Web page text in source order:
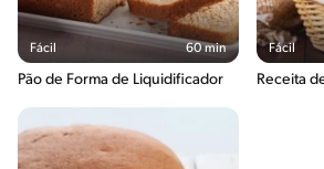
Fácil 60 min
Pão de Forma de Liquidificador
Fácil
Receita